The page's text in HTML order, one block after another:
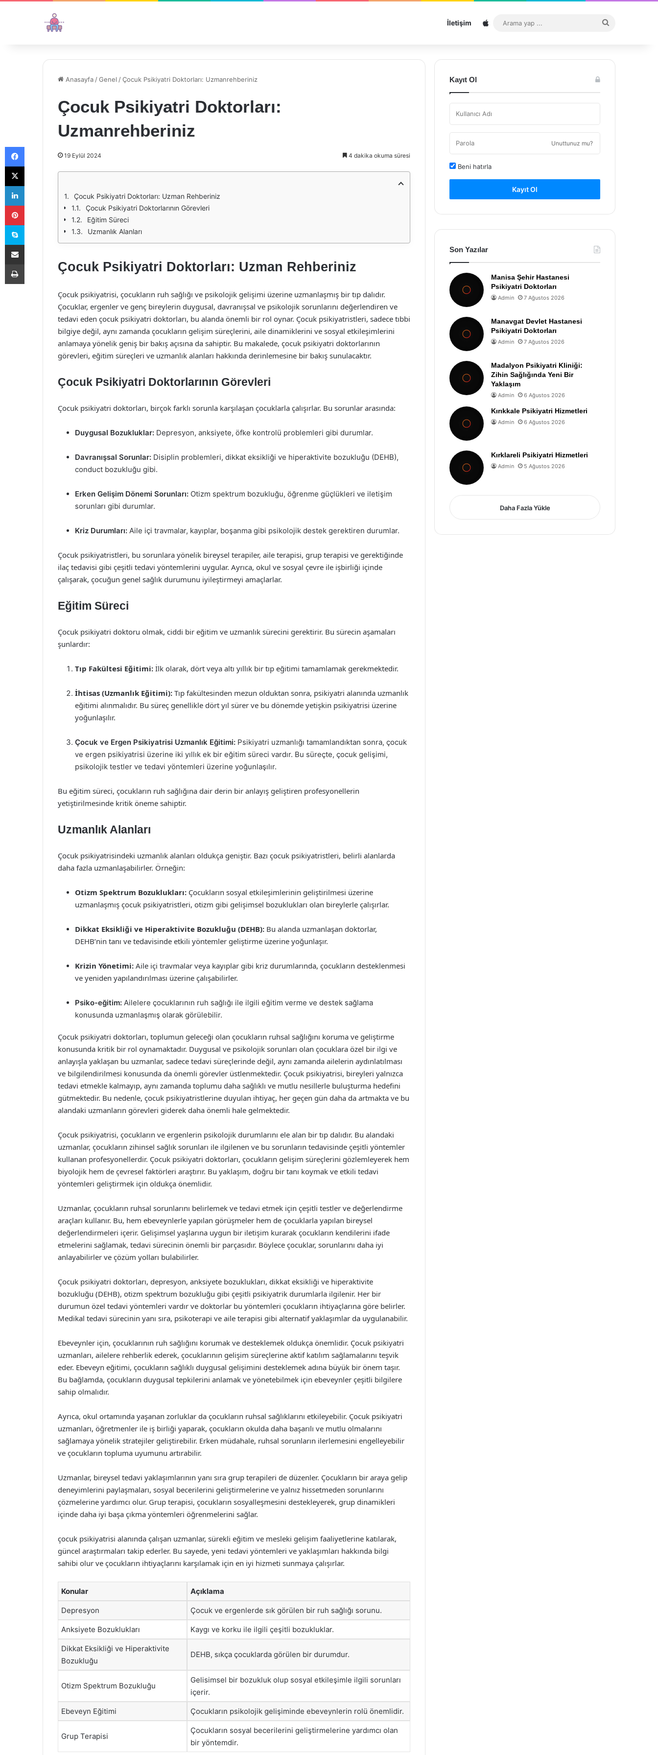
İletişim Sitemap
...
Anasayfa /Genel /Çocuk Psikiyatri Doktorları: Uzmanrehberiniz
Çocuk Psikiyatri Doktorları:
Uzmanrehberiniz
19 Eylül 2024 4 dakika okuma süresi
Çocuk Psikiyatri Doktorları: Uzman Rehberiniz
Çocuk Psikiyatri Doktorlarının Görevleri
Eğitim Süreci
Uzmanlık Alanları
Çocuk Psikiyatri Doktorları: Uzman Rehberiniz
Çocuk psikiyatrisi, çocukların ruh sağlığı ve psikolojik gelişimi üzerine uzmanlaşmış bir tıp dalıdır.
Çocuklar, ergenler ve genç bireylerin duygusal, davranışsal ve psikolojik sorunlarını değerlendiren ve
tedavi eden çocuk psikiyatri doktorları, bu alanda önemli bir rol oynar. Çocuk psikiyatristleri, sadece tıbbi
bilgiye değil, aynı zamanda çocukların gelişim süreçlerini, aile dinamiklerini ve sosyal etkileşimlerini
anlamaya yönelik geniş bir bakış açısına da sahiptir. Bu makalede, çocuk psikiyatri doktorlarının
görevleri, eğitim süreçleri ve uzmanlık alanları hakkında derinlemesine bir bakış sunulacaktır.
Çocuk Psikiyatri Doktorlarının Görevleri
Çocuk psikiyatri doktorları, birçok farklı sorunla karşılaşan çocuklarla çalışırlar. Bu sorunlar arasında:
Duygusal Bozukluklar: Depresyon, anksiyete, öfke kontrolü problemleri gibi durumlar.
Davranışsal Sorunlar: Disiplin problemleri, dikkat eksikliği ve hiperaktivite bozukluğu (DEHB),
conduct bozukluğu gibi.
Erken Gelişim Dönemi Sorunları: Otizm spektrum bozukluğu, öğrenme güçlükleri ve iletişim
sorunları gibi durumlar.
Kriz Durumları: Aile içi travmalar, kayıplar, boşanma gibi psikolojik destek gerektiren durumlar.
Çocuk psikiyatristleri, bu sorunlara yönelik bireysel terapiler, aile terapisi, grup terapisi ve gerektiğinde
ilaç tedavisi gibi çeşitli tedavi yöntemlerini uygular. Ayrıca, okul ve sosyal çevre ile işbirliği içinde
çalışarak, çocuğun genel sağlık durumunu iyileştirmeyi amaçlarlar.
Eğitim Süreci
Çocuk psikiyatri doktoru olmak, ciddi bir eğitim ve uzmanlık sürecini gerektirir. Bu sürecin aşamaları
şunlardır:
Tıp Fakültesi Eğitimi: İlk olarak, dört veya altı yıllık bir tıp eğitimi tamamlamak gerekmektedir.
İhtisas (Uzmanlık Eğitimi): Tıp fakültesinden mezun olduktan sonra, psikiyatri alanında uzmanlık
eğitimi alınmalıdır. Bu süreç genellikle dört yıl sürer ve bu dönemde yetişkin psikiyatrisi üzerine
yoğunlaşılır.
Çocuk ve Ergen Psikiyatrisi Uzmanlık Eğitimi: Psikiyatri uzmanlığı tamamlandıktan sonra, çocuk
ve ergen psikiyatrisi üzerine iki yıllık ek bir eğitim süreci vardır. Bu süreçte, çocuk gelişimi,
psikolojik testler ve tedavi yöntemleri üzerine yoğunlaşılır.
Bu eğitim süreci, çocukların ruh sağlığına dair derin bir anlayış geliştiren profesyonellerin
yetiştirilmesinde kritik öneme sahiptir.
Uzmanlık Alanları
Çocuk psikiyatrisindeki uzmanlık alanları oldukça geniştir. Bazı çocuk psikiyatristleri, belirli alanlarda
daha fazla uzmanlaşabilirler. Örneğin:
Otizm Spektrum Bozuklukları: Çocukların sosyal etkileşimlerinin geliştirilmesi üzerine
uzmanlaşmış çocuk psikiyatristleri, otizm gibi gelişimsel bozuklukları olan bireylerle çalışırlar.
Dikkat Eksikliği ve Hiperaktivite Bozukluğu (DEHB): Bu alanda uzmanlaşan doktorlar,
DEHB’nin tanı ve tedavisinde etkili yöntemler geliştirme üzerine yoğunlaşır.
Krizin Yönetimi: Aile içi travmalar veya kayıplar gibi kriz durumlarında, çocukların desteklenmesi
ve yeniden yapılandırılması üzerine çalışabilirler.
Psiko-eğitim: Ailelere çocuklarının ruh sağlığı ile ilgili eğitim verme ve destek sağlama
konusunda uzmanlaşmış olarak görülebilir.
Çocuk psikiyatri doktorları, toplumun geleceği olan çocukların ruhsal sağlığını koruma ve geliştirme
konusunda kritik bir rol oynamaktadır. Duygusal ve psikolojik sorunları olan çocuklara özel bir ilgi ve
anlayışla yaklaşan bu uzmanlar, sadece tedavi süreçlerinde değil, aynı zamanda ailelerin aydınlatılması
ve bilgilendirilmesi konusunda da önemli görevler üstlenmektedir. Çocuk psikiyatrisi, bireyleri yalnızca
tedavi etmekle kalmayıp, aynı zamanda toplumu daha sağlıklı ve mutlu nesillerle buluşturma hedefini
gütmektedir. Bu nedenle, çocuk psikiyatristlerine duyulan ihtiyaç, her geçen gün daha da artmakta ve bu
alandaki uzmanların görevleri giderek daha önemli hale gelmektedir.
Çocuk psikiyatrisi, çocukların ve ergenlerin psikolojik durumlarını ele alan bir tıp dalıdır. Bu alandaki
uzmanlar, çocukların zihinsel sağlık sorunları ile ilgilenen ve bu sorunların tedavisinde çeşitli yöntemler
kullanan profesyonellerdir. Çocuk psikiyatri doktorları, çocukların gelişim süreçlerini gözlemleyerek hem
biyolojik hem de çevresel faktörleri araştırır. Bu yaklaşım, doğru bir tanı koymak ve etkili tedavi
yöntemleri geliştirmek için oldukça önemlidir.
Uzmanlar, çocukların ruhsal sorunlarını belirlemek ve tedavi etmek için çeşitli testler ve değerlendirme
araçları kullanır. Bu, hem ebeveynlerle yapılan görüşmeler hem de çocuklarla yapılan bireysel
değerlendirmeleri içerir. Gelişimsel yaşlarına uygun bir iletişim kurarak çocukların kendilerini ifade
etmelerini sağlamak, tedavi sürecinin önemli bir parçasıdır. Böylece çocuklar, sorunlarını daha iyi
anlayabilirler ve çözüm yolları bulabilirler.
Çocuk psikiyatri doktorları, depresyon, anksiyete bozuklukları, dikkat eksikliği ve hiperaktivite
bozukluğu (DEHB), otizm spektrum bozukluğu gibi çeşitli psikiyatrik durumlarla ilgilenir. Her bir
durumun özel tedavi yöntemleri vardır ve doktorlar bu yöntemleri çocukların ihtiyaçlarına göre belirler.
Medikal tedavi sürecinin yanı sıra, psikoterapi ve aile terapisi gibi alternatif yaklaşımlar da uygulanabilir.
Ebeveynler için, çocuklarının ruh sağlığını korumak ve desteklemek oldukça önemlidir. Çocuk psikiyatri
uzmanları, ailelere rehberlik ederek, çocuklarının gelişim süreçlerine aktif katılım sağlamalarını teşvik
eder. Ebeveyn eğitimi, çocukların sağlıklı duygusal gelişimini desteklemek adına büyük bir önem taşır.
Bu bağlamda, çocukların duygusal tepkilerini anlamak ve yönetebilmek için ebeveynler çeşitli bilgilere
sahip olmalıdır.
Ayrıca, okul ortamında yaşanan zorluklar da çocukların ruhsal sağlıklarını etkileyebilir. Çocuk psikiyatri
uzmanları, öğretmenler ile iş birliği yaparak, çocukların okulda daha başarılı ve mutlu olmalarını
sağlamaya yönelik stratejiler geliştirebilir. Erken müdahale, ruhsal sorunların ilerlemesini engelleyebilir
ve çocukların topluma uyumunu artırabilir.
Uzmanlar, bireysel tedavi yaklaşımlarının yanı sıra grup terapileri de düzenler. Çocukların bir araya gelip
deneyimlerini paylaşmaları, sosyal becerilerini geliştirmelerine ve yalnız hissetmeden sorunlarını
çözmelerine yardımcı olur. Grup terapisi, çocukların sosyalleşmesini destekleyerek, grup dinamikleri
içinde daha iyi başa çıkma yöntemleri öğrenmelerini sağlar.
çocuk psikiyatrisi alanında çalışan uzmanlar, sürekli eğitim ve mesleki gelişim faaliyetlerine katılarak,
güncel araştırmaları takip ederler. Bu sayede, yeni tedavi yöntemleri ve yaklaşımları hakkında bilgi
sahibi olur ve çocukların ihtiyaçlarını karşılamak için en iyi hizmeti sunmaya çalışırlar.
Konular Açıklama
Depresyon Çocuk ve ergenlerde sık görülen bir ruh sağlığı sorunu.
Anksiyete Bozuklukları Kaygı ve korku ile ilgili çeşitli bozukluklar.
Dikkat Eksikliği ve Hiperaktivite
Bozukluğu
DEHB, sıkça çocuklarda görülen bir durumdur.
Otizm Spektrum Bozukluğu
Gelisimsel bir bozukluk olup sosyal etkileşimle ilgili sorunları
içerir.
Ebeveyn Eğitimi Çocukların psikolojik gelişiminde ebeveynlerin rolü önemlidir.
Grup Terapisi
Çocukların sosyal becerilerini geliştirmelerine yardımcı olan
bir yöntemdir.
Kayıt Ol
Unuttunuz mu?
Beni hatırla
Kayıt Ol
Son Yazılar
Manisa Şehir Hastanesi
Psikiyatri Doktorları
Admin 7 Ağustos 2026
Manavgat Devlet Hastanesi
Psikiyatri Doktorları
Admin 7 Ağustos 2026
Madalyon Psikiyatri Kliniği:
Zihin Sağlığında Yeni Bir
Yaklaşım
Admin 6 Ağustos 2026
Kırıkkale Psikiyatri Hizmetleri
Admin 6 Ağustos 2026
Kırklareli Psikiyatri Hizmetleri
Admin 5 Ağustos 2026
Daha Fazla Yükle
Facebook
X
LinkedIn
Pinterest
Skype
E-Posta ile paylaş